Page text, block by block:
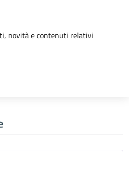
novità e contenuti relativi